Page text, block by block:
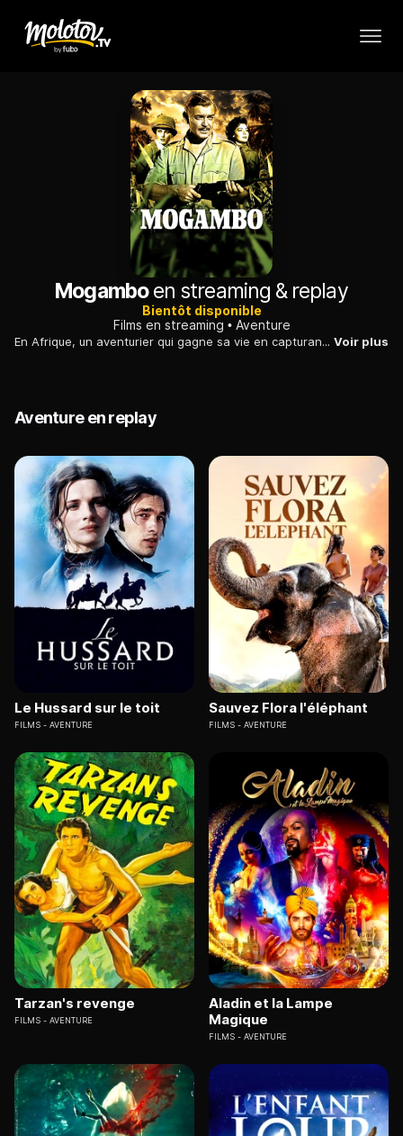
Mogamboen streaming & replay
Bientôt disponible
Films en streaming
Aventure
En Afrique, un aventurier qui gagne sa vie en capturant des animaux sauvages hésite entre deux amours, provoquant la jalousie de sa première maîtresse... Voir plus
Aventure en replay
Le Hussard sur le toit
FILMS AVENTURE
Sauvez Flora l'éléphant
FILMS AVENTURE
Tarzan's revenge
FILMS AVENTURE
Aladin et la Lampe
Magique
FILMS AVENTURE